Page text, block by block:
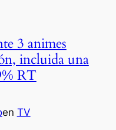
3 animes
incluida una
RT
en TV